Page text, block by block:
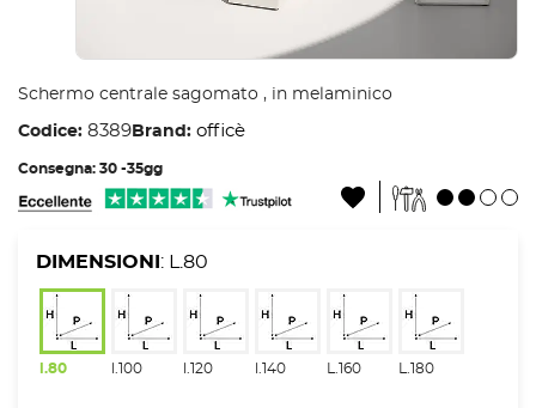
Schermo centrale sagomato , in melaminico
Codice: 8389 Brand: officè
Consegna: 30 -35gg
DIMENSIONI: L.80
l.80 l.100 l.120 l.140 L.160 L.180